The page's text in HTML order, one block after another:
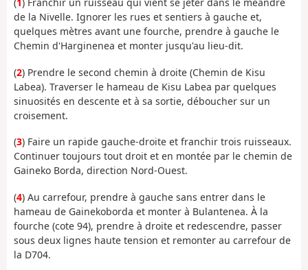
(1 ) Franchir un ruisseau qui vient se jeter dans le méandre
de la Nivelle. Ignorer les rues et sentiers à gauche et,
quelques mètres avant une fourche, prendre à gauche le
Chemin d'Harginenea et monter jusqu'au lieu-dit.
(2) Prendre le second chemin à droite (Chemin de Kisu
Labea). Traverser le hameau de Kisu Labea par quelques
sinuosités en descente et à sa sortie, déboucher sur un
croisement.
(3) Faire un rapide gauche-droite et franchir trois ruisseaux.
Continuer toujours tout droit et en montée par le chemin de
Gaineko Borda, direction Nord-Ouest.
(4) Au carrefour, prendre à gauche sans entrer dans le
hameau de Gainekoborda et monter à Bulantenea. À la
fourche (cote 94), prendre à droite et redescendre, passer
sous deux lignes haute tension et remonter au carrefour de
la D704.